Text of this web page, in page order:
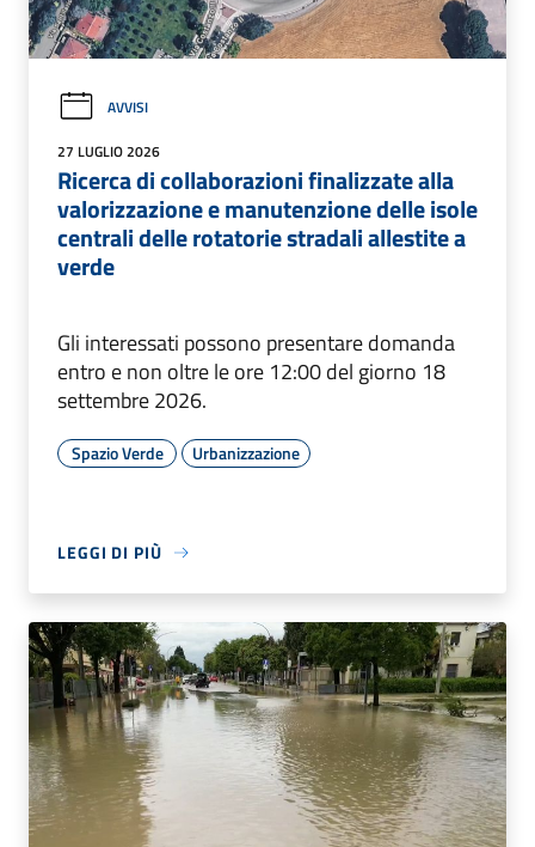
AVVISI
27 LUGLIO 2026
Ricerca di collaborazioni finalizzate alla
valorizzazione e manutenzione delle isole
centrali delle rotatorie stradali allestite a
verde
Gli interessati possono presentare domanda
entro e non oltre le ore 12:00 del giorno 18
settembre 2026.
Spazio Verde Urbanizzazione
LEGGI DI PIÙ